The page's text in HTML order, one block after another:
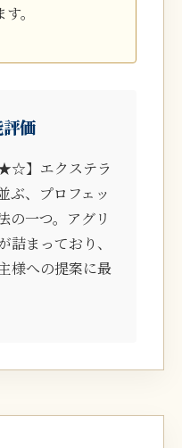
。
価
】エクステラ
ぶ、プロフェッ
の一つ。アグリ
詰まっており、
様への提案に最